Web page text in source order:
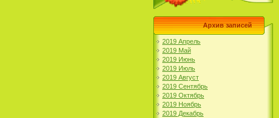
Архив записей
2019 Апрель
2019 Май
2019 Июнь
2019 Июль
2019 Август
2019 Сентябрь
2019 Октябрь
2019 Ноябрь
2019 Декабрь